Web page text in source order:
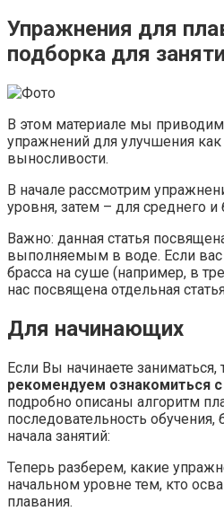
Упражнения для
подборка для
В этом материале мы
упражнений для улучшения как
выносливости.
В начале рассмотрим
уровня, затем – для среднего и
Важно: данная статья
выполняемым в воде. Если вас
брасса на суше (например, в
нас посвящена отдельная
Для начинающих
Если Вы начинаете
рекомендуем ознакомиться
подробно описаны алгоритм
последовательность
начала занятий:
Теперь разберем, какие
начальном уровне тем, кто
плавания.